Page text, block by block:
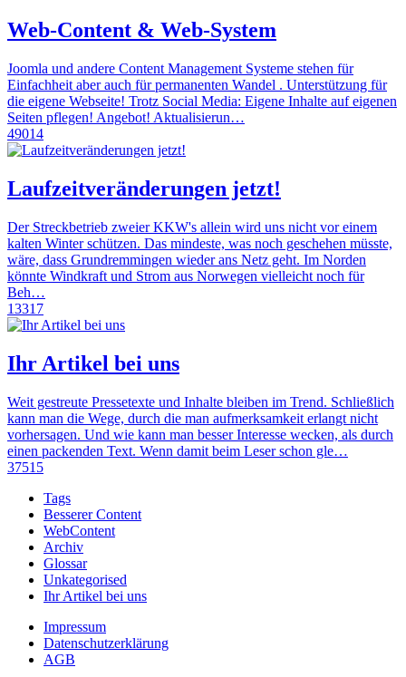
Web-Content & Web-System
Joomla und andere Content Management Systeme stehen für
Einfachheit aber auch für permanenten Wandel . Unterstützung für
die eigene Webseite! Trotz Social Media: Eigene Inhalte auf eigenen
Seiten pflegen! Angebot! Aktualisierun…
49014
Laufzeitveränderungen jetzt!
Der Streckbetrieb zweier KKW's allein wird uns nicht vor einem
kalten Winter schützen. Das mindeste, was noch geschehen müsste,
wäre, dass Grundremmingen wieder ans Netz geht. Im Norden
könnte Windkraft und Strom aus Norwegen vielleicht noch für
Beh…
13317
Ihr Artikel bei uns
Weit gestreute Pressetexte und Inhalte bleiben im Trend. Schließlich
kann man die Wege, durch die man aufmerksamkeit erlangt nicht
vorhersagen. Und wie kann man besser Interesse wecken, als durch
einen packenden Text. Wenn damit beim Leser schon gle…
37515
Tags
Besserer Content
WebContent
Archiv
Glossar
Unkategorised
Ihr Artikel bei uns
Impressum
Datenschutzerklärung
AGB